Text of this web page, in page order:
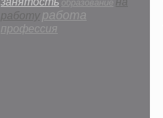
образование
работу работа
профессия